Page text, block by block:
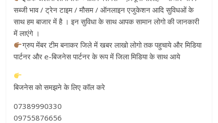
सब्जी भाव / ट्रेन टाइम / मौसम / ऑनलाइन एजुकेशन आदि सुविधओं के
साथ हम बाजार में है । इन सुविधा के साथ आपक सामान लोगो की जानकारी
में लाएंगे ।
ग्रुप मेंबर टीम बनाकर जिले में खबर लाखो लोगो तक पहुचाये और मिडिया
पार्टनर और e-बिजनेस पार्टनर के रूप में जिला मिडिया के साथ आये
बिजनेस को समझने के लिए कॉल करे
07389990330
09755876656